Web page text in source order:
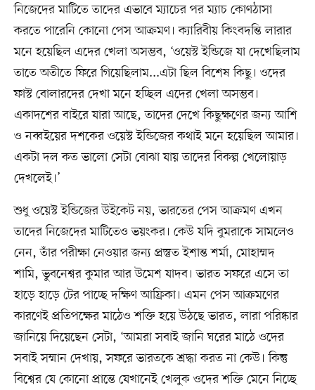
নিজেদের মাটিতে তাদের এভাবে ম্যাচের পর ম্যাচ কোণঠাসা
করতে পারেনি কোনো পেস আক্রমণ। ক্যারিবীয় কিংবদন্তি লারার
মনে হয়েছিল এদের খেলা অসম্ভব, ‘ওয়েস্ট ইন্ডিজে যা দেখেছিলাম
তাতে অতীতে ফিরে গিয়েছিলাম...এটা ছিল বিশেষ কিছু। ওদের
ফাস্ট বোলারদের দেখা মনে হচ্ছিল এদের খেলা অসম্ভব।
একাদশের বাইরে যারা আছে, তাদের দেখে কিছুক্ষণের জন্য আশি
ও নব্বইয়ের দশকের ওয়েস্ট ইন্ডিজের কথাই মনে হয়েছিল আমার।
একটা দল কত ভালো সেটা বোঝা যায় তাদের বিকল্প খেলোয়াড়
দেখলেই।’
শুধু ওয়েস্ট ইন্ডিজের উইকেট নয়, ভারতের পেস আক্রমণ এখন
তাদের নিজেদের মাটিতেও ভয়ংকর। কেউ যদি বুমরাকে সামলেও
নেন, তাঁর পরীক্ষা নেওয়ার জন্য প্রস্তুত ইশান্ত শর্মা, মোহাম্মদ
শামি, ভুবনেশ্বর কুমার আর উমেশ যাদব। ভারত সফরে এসে তা
হাড়ে হাড়ে টের পাচ্ছে দক্ষিণ আফ্রিকা। এমন পেস আক্রমণের
কারণেই প্রতিপক্ষের মাঠেও শক্তি হয়ে উঠছে ভারত, লারা পরিষ্কার
জানিয়ে দিয়েছেন সেটা, ‘আমরা সবাই জানি ঘরের মাঠে ওদের
সবাই সম্মান দেখায়, সফরে ভারতকে শ্রদ্ধা করত না কেউ। কিন্তু
বিশ্বের যে কোনো প্রান্তে যেখানেই খেলুক ওদের শক্তি মেনে নিচ্ছে